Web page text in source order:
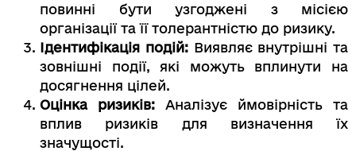
повинні бути узгоджені з місією
організації та її толерантністю до ризику.
Ідентифікація подій:Виявляє внутрішні та
зовнішні події, які можуть вплинути на
досягнення цілей.
Оцінка ризиків: Аналізує ймовірність та
вплив ризиків для визначення їх
значущості.